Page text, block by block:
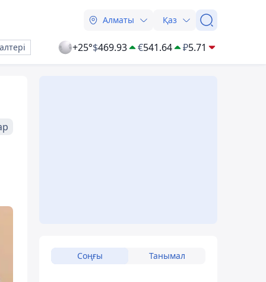
Алматы Қаз
+25°$469.93 €541.64 ₽5.71
Соңғы Танымал